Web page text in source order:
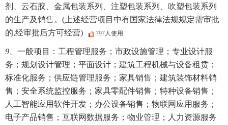
剂、云石胶、金属包装系列、注塑包装系列、吹塑包装系列
的生产及销售。(上述经营项目中有国家法律法规规定需审批
的,经审批后方可经营)
797 人使用
9、 一般项目：工程管理服务；市政设施管理；专业设计服
务；规划设计管理；平面设计；建筑工程机械与设备租赁；
标准化服务；供应链管理服务；家具销售；建筑装饰材料销
售；安全系统监控服务；家具零配件销售；特种设备销售；
人工智能应用软件开发；办公设备销售；物联网应用服务；
电子产品销售；互联网数据服务；物业管理；人力资源服务